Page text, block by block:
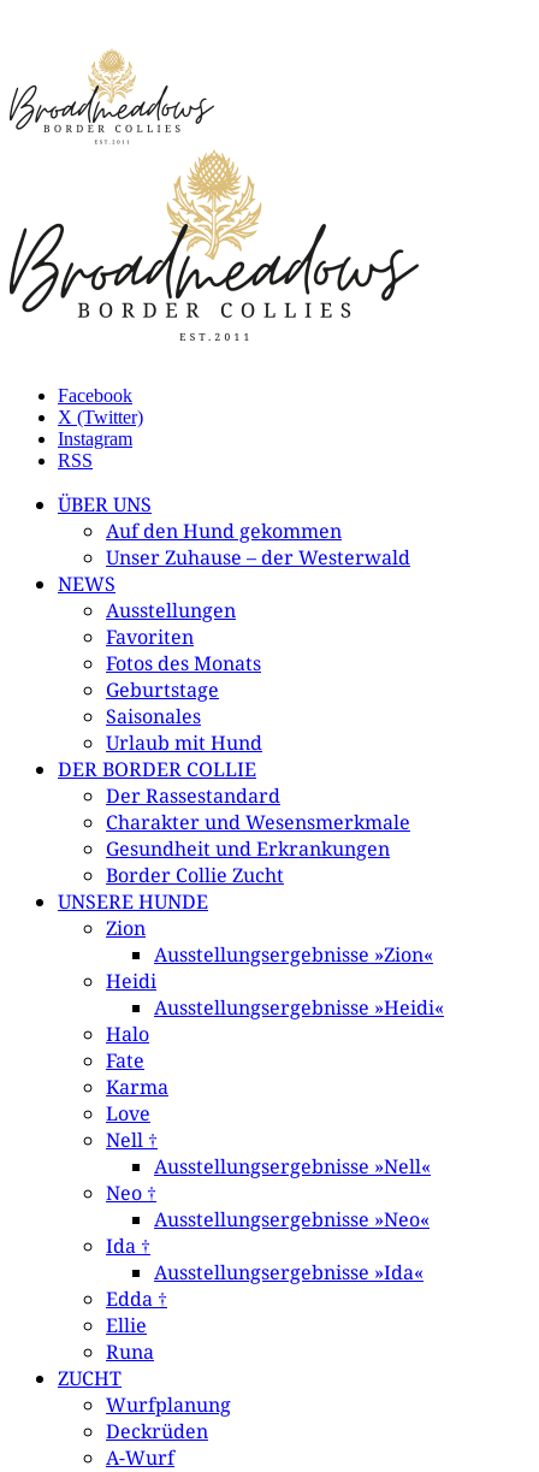
Facebook
X (Twitter)
Instagram
RSS
ÜBER UNS
Auf den Hund gekommen
Unser Zuhause – der Westerwald
NEWS
Ausstellungen
Favoriten
Fotos des Monats
Geburtstage
Saisonales
Urlaub mit Hund
DER BORDER COLLIE
Der Rassestandard
Charakter und Wesensmerkmale
Gesundheit und Erkrankungen
Border Collie Zucht
UNSERE HUNDE
Zion
Ausstellungsergebnisse »Zion«
Heidi
Ausstellungsergebnisse »Heidi«
Halo
Fate
Karma
Love
Nell †
Ausstellungsergebnisse »Nell«
Neo †
Ausstellungsergebnisse »Neo«
Ida †
Ausstellungsergebnisse »Ida«
Edda †
Ellie
Runa
ZUCHT
Wurfplanung
Deckrüden
A-Wurf